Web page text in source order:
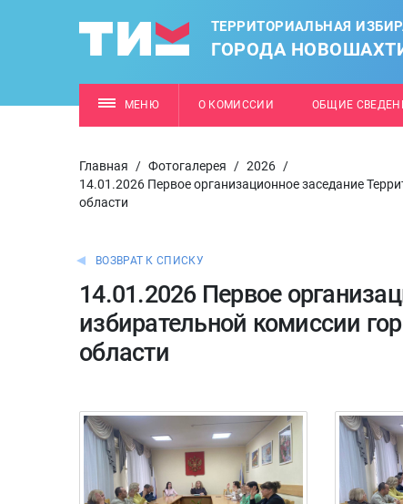
ТЕРРИТОРИАЛЬНАЯ
ГОРОДА
МЕНЮ О КОМИССИИ ОБЩИЕ
Главная / Фотогалерея / 2026 /
14.01.2026 Первое организационное заседание
области
ВОЗВРАТ К СПИСКУ
14.01.2026 Первое
избирательной комиссии
области